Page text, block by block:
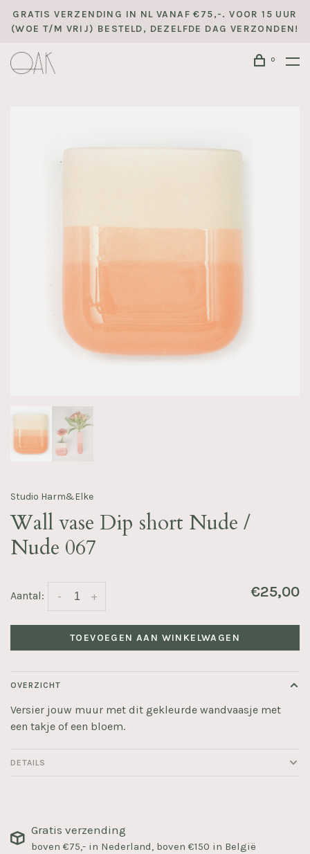
GRATIS VERZENDING IN NL VANAF €75,-. VOOR 15 UUR
(WOE T/M VRIJ) BESTELD, DEZELFDE DAG VERZONDEN!
0
Studio Harm&Elke
Wall vase Dip short Nude /
Nude 067
Aantal: +
- €25,00
TOEVOEGEN AAN WINKELWAGEN
OVERZICHT
Versier jouw muur met dit gekleurde wandvaasje met
een takje of een bloem.
DETAILS
Gratis verzending
boven €75,- in Nederland, boven €150 in België